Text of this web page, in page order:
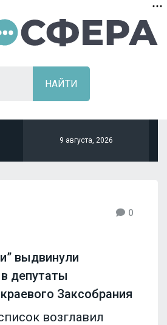
9 августа, 2026
0
выдвинули
депутаты
Заксобрания
возглавил